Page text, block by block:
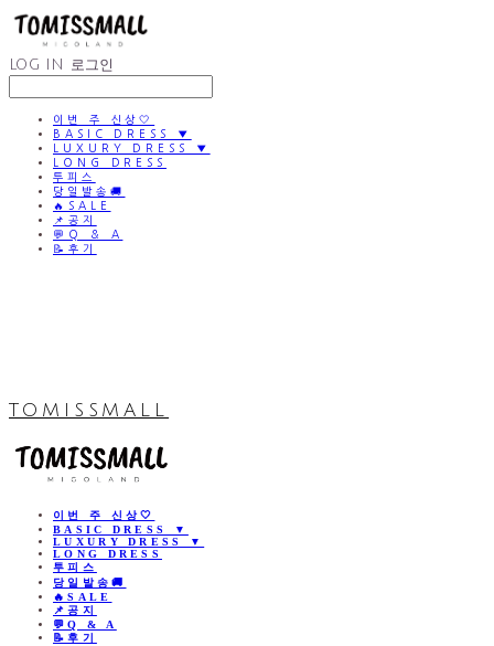
LOG IN 로그인
이번 주 신상🤍
BASIC DRESS ▼
LUXURY DRESS ▼
LONG DRESS
투피스
당일발송🚚
🔥SALE
📌공지
💬Q & A
📝후기
TOMISSMALL
이번 주 신상🤍
BASIC DRESS ▼
LUXURY DRESS ▼
LONG DRESS
투피스
당일발송🚚
🔥SALE
📌공지
💬Q & A
📝후기